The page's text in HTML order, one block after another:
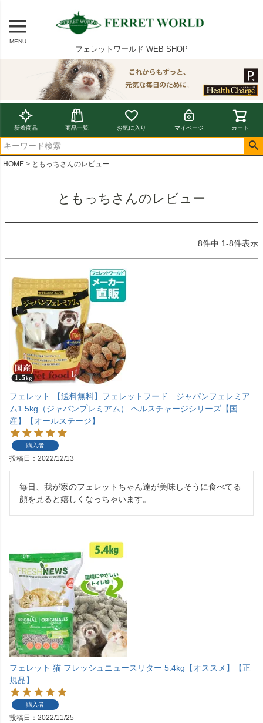
MENU
フェレットワールド WEB SHOP
新着商品 商品一覧 お気に入り マイページ カート
HOME ともっちさんのレビュー
ともっちさんのレビュー
8件中 1-8件表示
フェレット 【送料無料】フェレットフード ジャパンフェレミア
ム1.5kg（ジャパンプレミアム） ヘルスチャージシリーズ【国
産】【オールステージ】
購入者
投稿日 2022/12/13
毎日、我が家のフェレットちゃん達が美味しそうに食べてる
顔を見ると嬉しくなっちゃいます。
フェレット 猫 フレッシュニュースリター 5.4kg【オススメ】【正
規品】
購入者
投稿日 2022/11/25